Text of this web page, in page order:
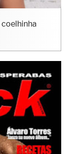
coelhinha